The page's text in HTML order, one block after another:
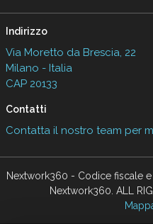
Indirizzo
Via Moretto da Brescia, 22
Milano - Italia
CAP 20133
Contatti
Contatta il nostro team per
Nextwork360 - Codice fiscale
Nextwork360. ALL